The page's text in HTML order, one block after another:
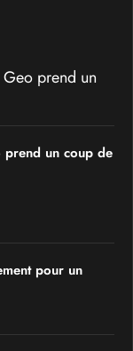
un coup de
pour un